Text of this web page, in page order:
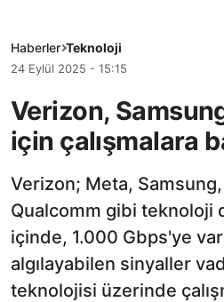
Haberler Teknoloji
24 Eylül 2025 - 15:15
Verizon,
için çalışmalara
Verizon; Meta,
Qualcomm gibi teknoloji
içinde, 1.000 Gbps'ye
algılayabilen sinyaller
teknolojisi üzerinde